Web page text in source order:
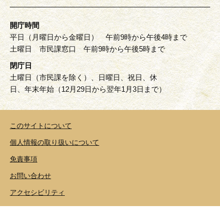
開庁時間
平日（月曜日から金曜日） 午前9時から午後4時まで
土曜日 市民課窓口 午前9時から午後5時まで
閉庁日
土曜日（市民課を除く）、日曜日、祝日、休
日、年末年始（12月29日から翌年1月3日まで）
このサイトについて
個人情報の取り扱いについて
免責事項
お問い合わせ
アクセシビリティ